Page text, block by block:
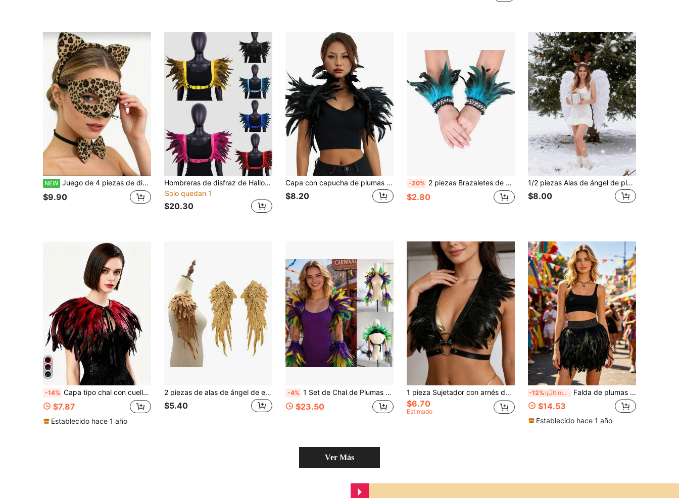
NEW Juego de 4 piezas de disfraz de Halloween con máscara de estampado de leopardo, 1 máscara de estampado de leopardo, 1 corbata de moño, 1 diadema, 1 cola
$9.90
Hombreras de disfraz de Halloween unisex, hombreras de plumas artificiales & cuero, accesorio de disfraz tipo chal, accesorio de ropa tipo bufanda larga, múltiples colores disponibles
Solo quedan 1
$20.30
Capa con capucha de plumas negras gótica para mujer, accesorio de cosplay de cuervo vintage, disfraz de bruja cisne de Halloween, accesorio de ropa de estilo bohemio
$8.20
-20% 2 piezas Brazaletes de plumas de bola de rendimiento de Halloween, accesorios de muñeca, props de disfraz de juego de roles, adecuados para fiestas y disfraces, regalos perfectos para amigos durante las vacaciones
$2.80
1/2 piezas Alas de ángel de plumas blancas - Adecuadas para fiestas de vacaciones, decoración de escenas, disfraces de desfiles de moda para adultos, accesorios para fiestas del Día de San Valentín, accesorios de fiesta hechos a mano, alas de ángel para cosplay y alas de fiesta, fiesta de Navidad, decoración de fiesta de Navidad, decoración de disfraces de escenario, etc.
$8.00
-14% Capa tipo chal con cuello de encaje y plumas naturales para mujer, disfraz de bruja para cosplay, Halloween y carnaval
$7.87
Establecido hace 1 año
2 piezas de alas de ángel de encaje soluble en agua con patrón de bordado a juego, accesorios de encaje DIY de estilo industrial pesado, calcomanía multicapa de gran tamaño, accesorios para Halloween y fiestas
$5.40
-4% 1 Set de Chal de Plumas Extra Grande, Disfraz de Carnaval, Fiesta de Disfraces, Atuendo para Actuación en Bar, Accesorio - Chal, Mangas Falsas, Decoración de Plumas Coloridas
$23.50
1 pieza Sujetador con arnés de plumas falsas - Perfecto para Halloween, Carnaval, espectáculos en vivo y salidas nocturnas, Capa de chal ajustable para cosplay
$6.70
Estimado
-12% ¡Últimos 2 días Falda de plumas naturales para mujer, falda corta mini de plumas con cintura elástica en línea A, falda tutú de plumas para disfraz de Halloween multicolor
$14.53
Establecido hace 1 año
Ver Más